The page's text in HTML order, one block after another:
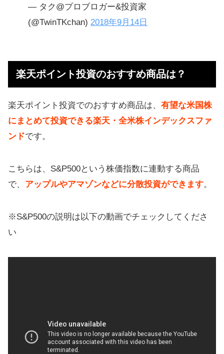
— タク@プロブロガー&投資家
(@TwinTKchan) 2018年9月14日
楽天ポイント投資のおすすめ商品は？
楽天ポイント投資でのおすすめ商品は、 有望な米国株
にまとめて投資できる楽天・全米株インデックスファ
ンドです。
こちらは、S&P500という株価指数に連動する商品
で、 アップルやアマゾンなどに分散投資ができます。
※S&P500の説明は以下の動画でチェックしてくださ
い